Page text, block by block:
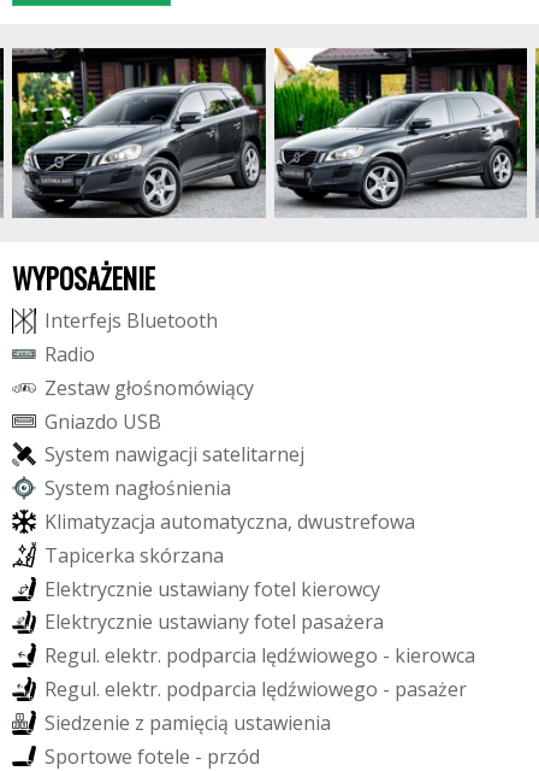
WYPOSAŻENIE
Interfejs Bluetooth
Radio
Zestaw głośnomówiący
Gniazdo USB
System nawigacji satelitarnej
System nagłośnienia
Klimatyzacja automatyczna, dwustrefowa
Tapicerka skórzana
Elektrycznie ustawianyfotel kierowcy
Elektrycznie ustawianyfotel pasażera
Regul. elektr. podparcia lędźwiowego - kierowca
Regul. elektr. podparcia lędźwiowego - pasażer
Siedzenie z pamięcią ustawienia
Sportowe fotele - przód